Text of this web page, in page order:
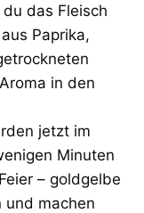
das Fleisch
Paprika,
in den
jetzt im
Minuten
– goldgelbe
und machen